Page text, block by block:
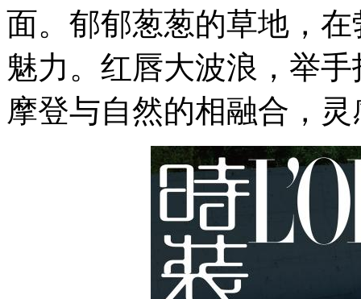
面。郁郁葱葱的草地，
魅力。红唇大波浪，举
摩登与自然的相融合，